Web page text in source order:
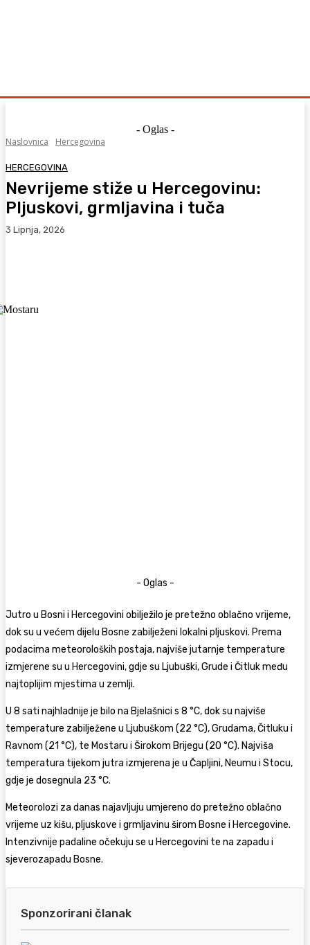
- Oglas -
Naslovnica
Hercegovina
HERCEGOVINA
Nevrijeme stiže u Hercegovinu:
Pljuskovi, grmljavina i tuča
3 Lipnja, 2026
- Oglas -
Jutro u Bosni i Hercegovini obilježilo je pretežno oblačno vrijeme,
dok su u većem dijelu Bosne zabilježeni lokalni pljuskovi. Prema
podacima meteoroloških postaja, najviše jutarnje temperature
izmjerene su u Hercegovini, gdje su Ljubuški, Grude i Čitluk među
najtoplijim mjestima u zemlji.
U 8 sati najhladnije je bilo na Bjelašnici s 8 °C, dok su najviše
temperature zabilježene u Ljubuškom (22 °C), Grudama, Čitluku i
Ravnom (21 °C), te Mostaru i Širokom Brijegu (20 °C). Najviša
temperatura tijekom jutra izmjerena je u Čapljini, Neumu i Stocu,
gdje je dosegnula 23 °C.
Meteorolozi za danas najavljuju umjereno do pretežno oblačno
vrijeme uz kišu, pljuskove i grmljavinu širom Bosne i Hercegovine.
Intenzivnije padaline očekuju se u Hercegovini te na zapadu i
sjeverozapadu Bosne.
Sponzorirani članak